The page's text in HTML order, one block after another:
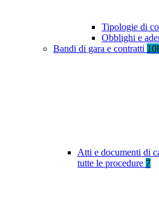
Tipologie di
Obblighi e
Bandi di gara e contratti
Atti e documenti di
tutte le procedure 7